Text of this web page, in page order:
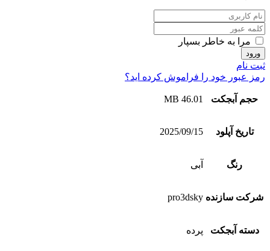
مرا به خاطر بسپار
ثبت نام
رمز عبور خود را فراموش کرده اید؟
حجم آبجکت 46.01 MB
تاریخ آپلود 2025/09/15
رنگ آبی
شرکت سازنده pro3dsky
دسته آبجکت پرده